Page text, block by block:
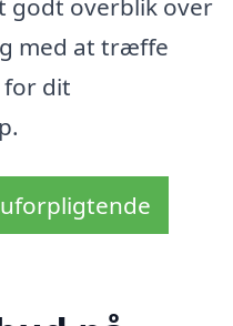
godt overblik over
med at træffe
for dit